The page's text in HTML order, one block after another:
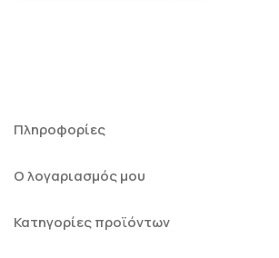
Πληροφορίες
Ο λογαριασμός μου
Κατηγορίες προϊόντων